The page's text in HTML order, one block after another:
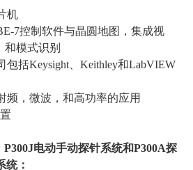
机
7控制软件与晶圆地图，集成视
和模式识别
包括Keysight、 Keithley和LabVIEW
频，微波，和高功率的应用
P300J电动手动探针系统和P300A探
统：